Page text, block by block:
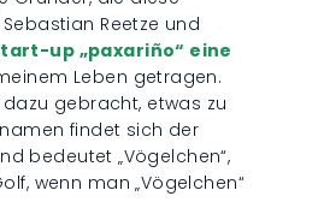
Reetze und
up „paxariño“ eine
Leben getragen.
gebracht, etwas zu
findet sich der
bedeutet „Vögelchen“,
wenn man „Vögelchen“